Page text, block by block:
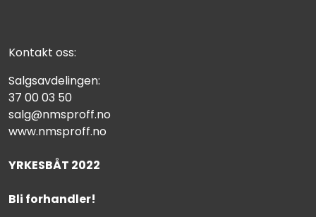
Kontakt oss:
Salgsavdelingen:
37 00 03 50
salg@nmsproff.no
www.nmsproff.no
YRKESBÅT 2022
Bli forhandler!